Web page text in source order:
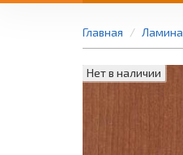
Главная
Нет в наличии